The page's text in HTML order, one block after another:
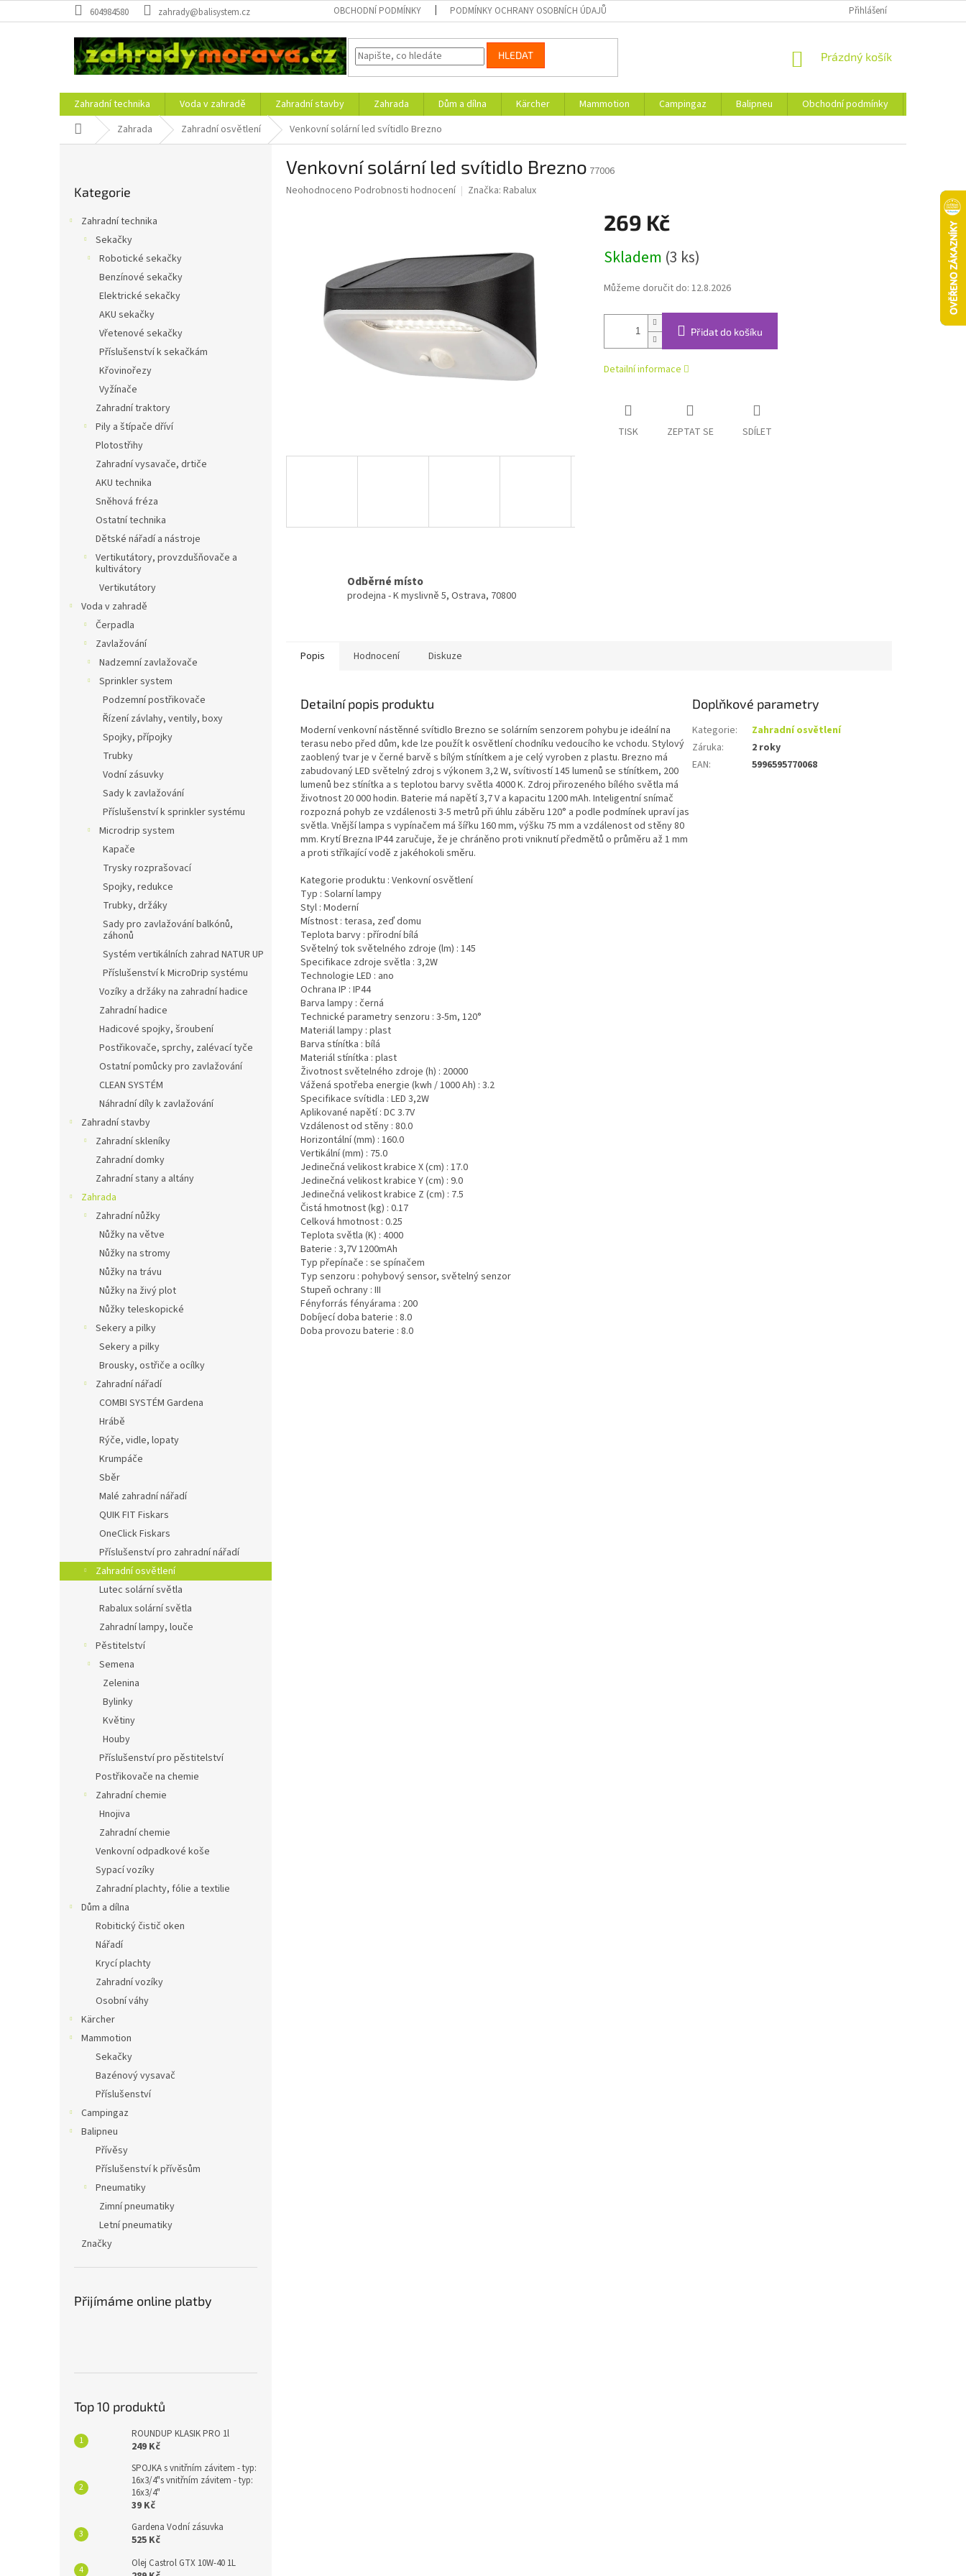
na
604984580 zahrady@balisystem.cz OBCHODNÍ PODMÍNKY PODMÍNKY OCHRANY OSOBNÍCH ÚDAJŮ Přihlášení
HLEDAT
NÁKUPNÍ
Prázdný košík
Zahradní technika Voda v zahradě Zahradní stavby Zahrada Dům a dílna Kärcher Mammotion Campingaz Balipneu Obchodní podmínky
Domů Zahrada Zahradní osvětlení Venkovní solární led svítidlo Brezno
kategorie
Kategorie
Zahradní technika
Sekačky
Robotické sekačky
Benzínové sekačky
Elektrické sekačky
AKU sekačky
Vřetenové sekačky
Příslušenství k sekačkám
Křovinořezy
Vyžínače
Zahradní traktory
Pily a štípače dříví
Plotostřihy
Zahradní vysavače, drtiče
AKU technika
Sněhová fréza
Ostatní technika
Dětské nářadí a nástroje
Vertikutátory, provzdušňovače a
kultivátory
Vertikutátory
Voda v zahradě
Čerpadla
Zavlažování
Nadzemní zavlažovače
Sprinkler system
Podzemní postřikovače
Řízení závlahy, ventily, boxy
Spojky, přípojky
Trubky
Vodní zásuvky
Sady k zavlažování
Příslušenství k sprinkler systému
Microdrip system
Kapače
Trysky rozprašovací
Spojky, redukce
Trubky, držáky
Sady pro zavlažování balkónů,
záhonů
Systém vertikálních zahrad NATUR UP
Příslušenství k MicroDrip systému
Vozíky a držáky na zahradní hadice
Zahradní hadice
Hadicové spojky, šroubení
Postřikovače, sprchy, zalévací tyče
Ostatní pomůcky pro zavlažování
CLEAN SYSTÉM
Náhradní díly k zavlažování
Zahradní stavby
Zahradní skleníky
Zahradní domky
Zahradní stany a altány
Zahrada
Zahradní nůžky
Nůžky na větve
Nůžky na stromy
Nůžky na trávu
Nůžky na živý plot
Nůžky teleskopické
Sekery a pilky
Sekery a pilky
Brousky, ostřiče a ocílky
Zahradní nářadí
COMBI SYSTÉM Gardena
Hrábě
Rýče, vidle, lopaty
Krumpáče
Sběr
Malé zahradní nářadí
QUIK FIT Fiskars
OneClick Fiskars
Příslušenství pro zahradní nářadí
Zahradní osvětlení
Lutec solární světla
Rabalux solární světla
Zahradní lampy, louče
Pěstitelství
Semena
Zelenina
Bylinky
Květiny
Houby
Příslušenství pro pěstitelství
Postřikovače na chemie
Zahradní chemie
Hnojiva
Zahradní chemie
Venkovní odpadkové koše
Sypací vozíky
Zahradní plachty, fólie a textilie
Dům a dílna
Robitický čistič oken
Nářadí
Krycí plachty
Zahradní vozíky
Osobní váhy
Kärcher
Mammotion
Sekačky
Bazénový vysavač
Příslušenství
Campingaz
Balipneu
Přívěsy
Příslušenství k přívěsům
Pneumatiky
Zimní pneumatiky
Letní pneumatiky
Značky
Přijímáme online platby
Top 10 produktů
ROUNDUP KLASIK PRO 1l
249 Kč
SPOJKA s vnitřním závitem - typ:
16x3/4"s vnitřním závitem - typ:
16x3/4"
39 Kč
Gardena Vodní zásuvka
525 Kč
Olej Castrol GTX 10W-40 1L
Venkovní solární led svítidlo Brezno 77006
Průměrné
hvězdiček.
Neohodnoceno Podrobnosti hodnocení Značka: Rabalux
269 Kč
cena:
Skladem (3 ks)
Můžeme doručit do: 12.8.2026
Přidat do košíku
Detailní informace
TISK ZEPTAT SE SDÍLET
Odběrné místo
prodejna - K myslivně 5, Ostrava, 70800
Popis Hodnocení Diskuze
Detailní popis produktu
Moderní venkovní nástěnné svítidlo Brezno se solárním senzorem pohybu je ideální na
terasu nebo před dům, kde lze použít k osvětlení chodníku vedoucího ke vchodu. Stylový
zaoblený tvar je v černé barvě s bílým stínítkem a je celý vyroben z plastu. Brezno má
zabudovaný LED světelný zdroj s výkonem 3,2 W, svítivostí 145 lumenů se stínítkem, 200
lumenů bez stínítka a s teplotou barvy světla 4000 K. Zdroj přirozeného bílého světla má
životnost 20 000 hodin. Baterie má napětí 3,7 V a kapacitu 1200 mAh. Inteligentní snímač
rozpozná pohyb ze vzdálenosti 3-5 metrů při úhlu záběru 120° a podle podmínek upraví jas
světla. Vnější lampa s vypínačem má šířku 160 mm, výšku 75 mm a vzdálenost od stěny 80
mm. Krytí Brezna IP44 zaručuje, že je chráněno proti vniknutí předmětů o průměru až 1 mm
a proti stříkající vodě z jakéhokoli směru.
Kategorie produktu : Venkovní osvětlení
Typ : Solarní lampy
Styl : Moderní
Místnost : terasa, zeď domu
Teplota barvy : přírodní bílá
Světelný tok světelného zdroje (lm) : 145
Specifikace zdroje světla : 3,2W
Technologie LED : ano
Ochrana IP : IP44
Barva lampy : černá
Technické parametry senzoru : 3-5m, 120°
Materiál lampy : plast
Barva stínítka : bílá
Materiál stínítka : plast
Životnost světelného zdroje (h) : 20000
Vážená spotřeba energie (kwh / 1000 Ah) : 3.2
Specifikace svítidla : LED 3,2W
Aplikované napětí : DC 3.7V
Vzdálenost od stěny : 80.0
Horizontální (mm) : 160.0
Vertikální (mm) : 75.0
Jedinečná velikost krabice X (cm) : 17.0
Jedinečná velikost krabice Y (cm) : 9.0
Jedinečná velikost krabice Z (cm) : 7.5
Čistá hmotnost (kg) : 0.17
Celková hmotnost : 0.25
Teplota světla (K) : 4000
Baterie : 3,7V 1200mAh
Typ přepínače : se spínačem
Typ senzoru : pohybový sensor, světelný senzor
Stupeň ochrany : III
Fényforrás fényárama : 200
Dobíjecí doba baterie : 8.0
Doba provozu baterie : 8.0
Doplňkové parametry
Kategorie:
Zahradní osvětlení
Záruka:
2 roky
EAN: 5996595770068